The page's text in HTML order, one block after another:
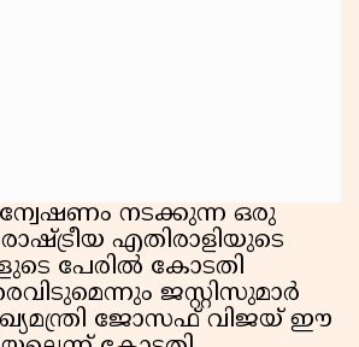
നടക്കുന്ന ഒരു
എതിരാളിയുടെ
പേരിൽ കോടതി
ജസ്റ്റിസുമാർ
ജോസഫ് വിജയ് ഈ